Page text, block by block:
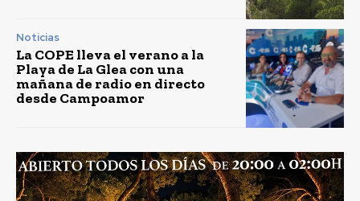
Noticias
La COPE lleva el verano a la
Playa de La Glea con una
mañana de radio en directo
desde Campoamor